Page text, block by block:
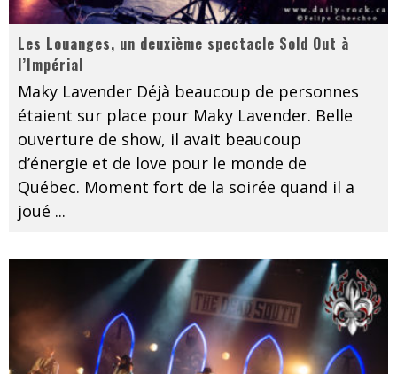
Les Louanges, un deuxième spectacle Sold Out à
l’Impérial
Maky Lavender Déjà beaucoup de personnes
étaient sur place pour Maky Lavender. Belle
ouverture de show, il avait beaucoup
d’énergie et de love pour le monde de
Québec. Moment fort de la soirée quand il a
joué ...